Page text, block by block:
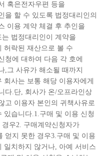
혹은전자우편 등을
을 할 수 있도록 법정대리인의
이용 계약 체결 후 추인을
법정대리인이 계약을
허락된 재산으로 볼 수
에 대하여 다음 각 호에
,그 사유가 해소될 때까지
사는 보통 해당 이용자에게
다.단, 회사가 온/오프라인상
고 이용자 본인의 귀책사유로
있습니다.1.구매 및 이용 신청
우2. 구매계약신청자가
얻지 못한 경우3.구매 및 이용
일치하지 않거나, 아예 서비스